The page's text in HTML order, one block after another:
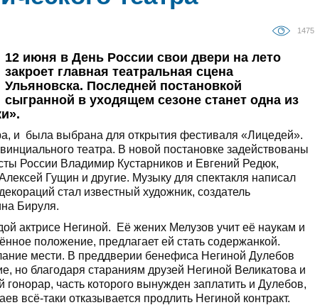
1475
12 июня в День России свои двери на лето
закроет главная театральная сцена
Ульяновска. Последней постановкой
сыгранной в уходящем сезоне станет одна из
и была выбрана для открытия фестиваля «Лицедей».
театра. В новой постановке задействованы
России Владимир Кустарников и Евгений Редюк,
Гущин и другие. Музыку для спектакля написал
стал известный художник, создатель
Бируля.
актрисе Негиной. Её жених Мелузов учит её наукам и
положение, предлагает ей стать содержанкой.
мести. В преддверии бенефиса Негиной Дулебов
но благодаря стараниям друзей Негиной Великатова и
часть которого вынужден заплатить и Дулебов,
всё-таки отказывается продлить Негиной контракт.